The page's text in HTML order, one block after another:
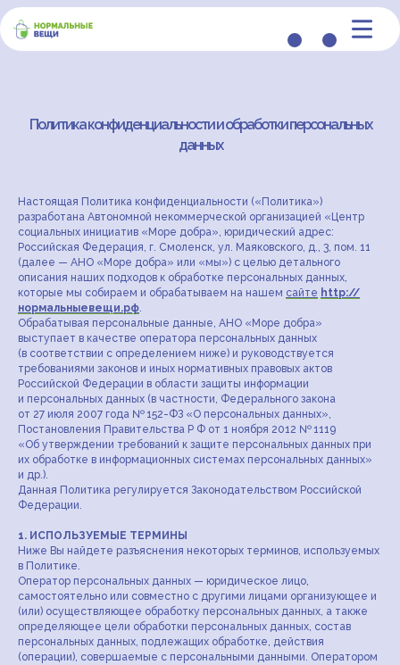
Политика конфиденциальности и обработки персональных
данных
Настоящая Политика конфиденциальности («Политика»)
разработана Автономной некоммерческой организацией «Центр
социальных инициатив «Море добра», юридический адрес:
Российская Федерация, г. Смоленск, ул. Маяковского, д., 3, пом. 11
(далее — АНО «Море добра» или «мы») с целью детального
описания наших подходов к обработке персональных данных,
которые мы собираем и обрабатываем на нашем сайте http://
нормальныевещи.рф.
Обрабатывая персональные данные, АНО «Море добра»
выступает в качестве оператора персональных данных
(в соответствии с определением ниже) и руководствуется
требованиями законов и иных нормативных правовых актов
Российской Федерации в области защиты информации
и персональных данных (в частности, Федерального закона
от 27 июля 2007 года № 152-ФЗ «О персональных данных»,
Постановления Правительства Р Ф от 1 ноября 2012 № 1119
«Об утверждении требований к защите персональных данных при
их обработке в информационных системах персональных данных»
и др.).
Данная Политика регулируется Законодательством Российской
Федерации.
1. ИСПОЛЬЗУЕМЫЕ ТЕРМИНЫ
Ниже Вы найдете разъяснения некоторых терминов, используемых
в Политике.
Оператор персональных данных — юридическое лицо,
самостоятельно или совместно с другими лицами организующее и
(или) осуществляющее обработку персональных данных, а также
определяющее цели обработки персональных данных, состав
персональных данных, подлежащих обработке, действия
(операции), совершаемые с персональными данными. Оператором